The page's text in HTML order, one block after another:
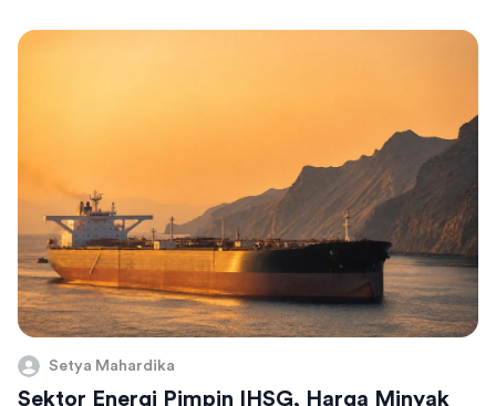
Setya Mahardika
Sektor Energi Pimpin IHSG, Harga Minyak